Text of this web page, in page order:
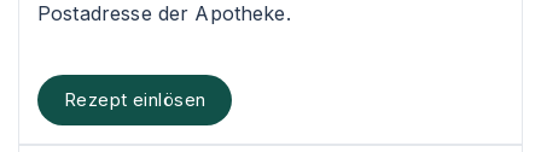
Postadresse der Apotheke.
Rezept einlösen